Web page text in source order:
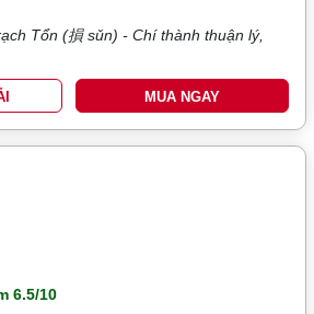
Tổn (損 sǔn) - Chí thành thuận lý,
MUA NGAY
6.5/10